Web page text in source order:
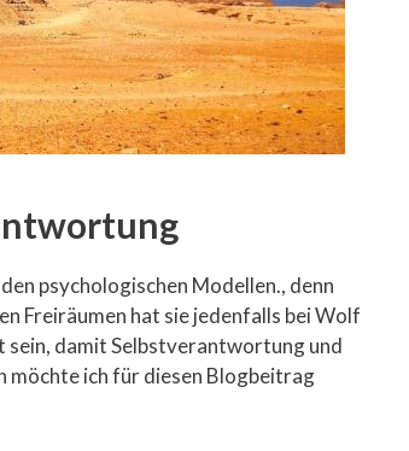
psychologischen Modellen., denn
Freiräumen hat sie jedenfalls bei Wolf
damit Selbstverantwortung und
möchte ich für diesen Blogbeitrag